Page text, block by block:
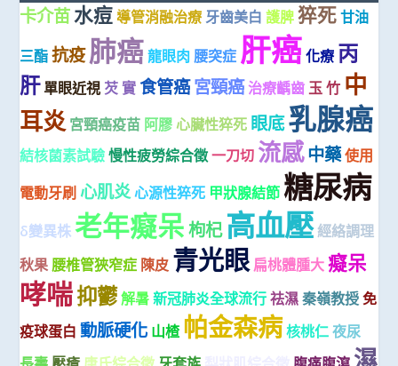
卡介苗水痘 導管消融治療 牙齒美白 護脾 猝死 甘油
三酯 抗疫肺癌 龍眼肉 腰突症 肝癌 化療 丙
肝 單眼近視 芡 實 食管癌宮頸癌治療齲齒 玉 竹 中
耳炎 宮頸癌疫苗 阿膠 心臟性猝死 眼底乳腺癌
結核菌素試驗 慢性疲勞綜合徵一刀切 流感中藥使用
電動牙刷 心肌炎心源性猝死 甲狀腺結節 糖尿病
δ變異株 老年癡呆 枸杞 高血壓 經絡調理
秋果 腰椎管狹窄症 陳皮 青光眼 扁桃體腫大 癡呆
哮喘抑鬱解暑 新冠肺炎全球流行 祛濕 秦嶺教授 免
疫球蛋白 動脈硬化 山楂 帕金森病核桃仁 夜尿
濕